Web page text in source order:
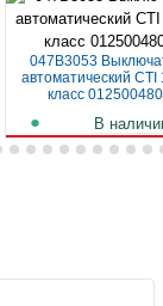
047B3053
автоматический CTI
класс
В
1 109 руб.